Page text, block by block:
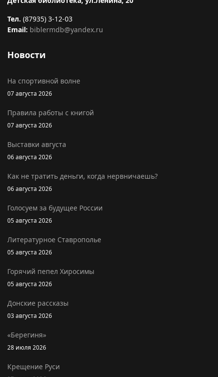
Тел. (87935) 3-12-03
Email: biblermdb@yandex.ru
Новости
На спортивной волне
07 августа 2026
Правила работы с книгой
07 августа 2026
Выставки августа
06 августа 2026
Как не тратить деньги, когда нервничаешь?
06 августа 2026
Голосуем за будущее России
05 августа 2026
Литературное Ставрополье
05 августа 2026
Горячий пепел Хиросимы
05 августа 2026
Донские рассказы
03 августа 2026
«Берегиня»
28 июля 2026
Крещение Руси